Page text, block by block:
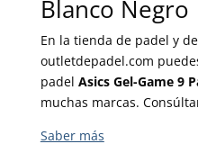
Blanco Negro
En la tienda de padel y
outletdepadel.com
padel Asics Gel-Game 9
muchas marcas.